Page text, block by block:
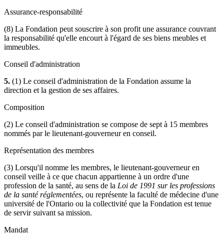
Assurance-responsabilité
(8) La Fondation peut souscrire à son profit une assurance couvrant
la responsabilité qu'elle encourt à l'égard de ses biens meubles et
immeubles.
Conseil d'administration
5. (1) Le conseil d'administration de la Fondation assume la
direction et la gestion de ses affaires.
Composition
(2) Le conseil d'administration se compose de sept à 15 membres
nommés par le lieutenant-gouverneur en conseil.
Représentation des membres
(3) Lorsqu'il nomme les membres, le lieutenant-gouverneur en
conseil veille à ce que chacun appartienne à un ordre d'une
profession de la santé, au sens de la Loi de 1991 sur les professions
de la santé réglementées, ou représente la faculté de médecine d'une
université de l'Ontario ou la collectivité que la Fondation est tenue
de servir suivant sa mission.
Mandat